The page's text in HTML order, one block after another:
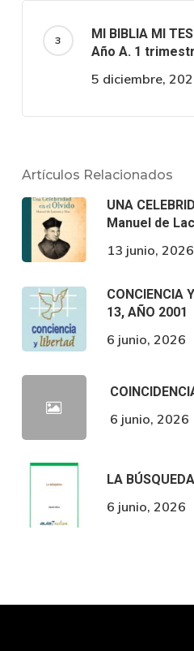
MI BIBLIA MI
Año A. 1
5 diciembre,
Artículos Relacionados
UNA
Manuel de
13 junio, 2026
CONCIENCIA
13, AÑO 2001
6 junio, 2026
6 junio, 2026
LA BÚSQUEDA
6 junio, 2026